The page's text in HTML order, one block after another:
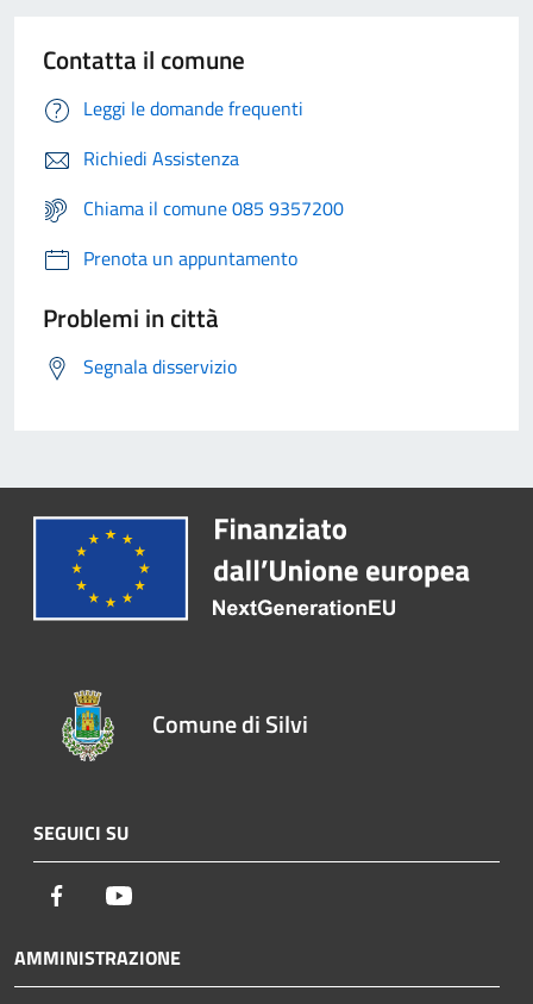
Contatta il comune
Leggi le domande frequenti
Richiedi Assistenza
Chiama il comune 085 9357200
Prenota un appuntamento
Problemi in città
Segnala disservizio
Comune di Silvi
SEGUICI SU
Facebook
AMMINISTRAZIONE